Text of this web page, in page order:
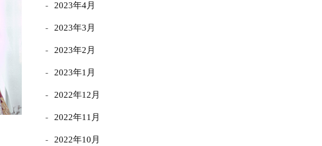
2023年4月
2023年3月
2023年2月
2023年1月
2022年12月
2022年11月
2022年10月